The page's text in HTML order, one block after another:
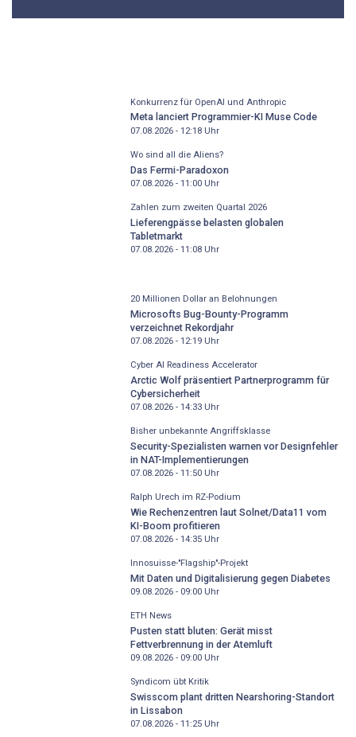
Konkurrenz für OpenAI und Anthropic
Meta lanciert Programmier-KI Muse Code
07.08.2026 - 12:18Uhr
Wo sind all die Aliens?
Das Fermi-Paradoxon
07.08.2026 - 11:00Uhr
Zahlen zum zweiten Quartal 2026
Lieferengpässe belasten globalen
Tabletmarkt
07.08.2026 - 11:08Uhr
20 Millionen Dollar an Belohnungen
Microsofts Bug-Bounty-Programm
verzeichnet Rekordjahr
07.08.2026 - 12:19Uhr
Cyber AI Readiness Accelerator
Arctic Wolf präsentiert Partnerprogramm für
Cybersicherheit
07.08.2026 - 14:33Uhr
Bisher unbekannte Angriffsklasse
Security-Spezialisten warnen vor Designfehler
in NAT-Implementierungen
07.08.2026 - 11:50Uhr
Ralph Urech im RZ-Podium
Wie Rechenzentren laut Solnet/Data11 vom
KI-Boom profitieren
07.08.2026 - 14:35Uhr
Innosuisse-"Flagship"-Projekt
Mit Daten und Digitalisierung gegen Diabetes
09.08.2026 - 09:00Uhr
ETH News
Pusten statt bluten: Gerät misst
Fettverbrennung in der Atemluft
09.08.2026 - 09:00Uhr
Syndicom übt Kritik
Swisscom plant dritten Nearshoring-Standort
in Lissabon
07.08.2026 - 11:25Uhr